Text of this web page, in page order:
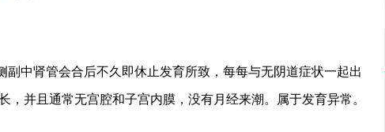
副中肾管会合后不久即休止发育所致，每每与无阴道症状一起出
，并且通常无宫腔和子宫内膜，没有月经来潮。属于发育异常。